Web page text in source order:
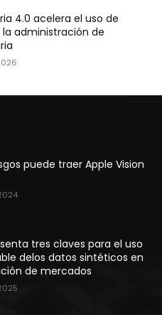
4.0 acelera el uso de
administración de
puede traer Apple Vision
tres claves para el uso
delos datos sintéticos en
de mercados